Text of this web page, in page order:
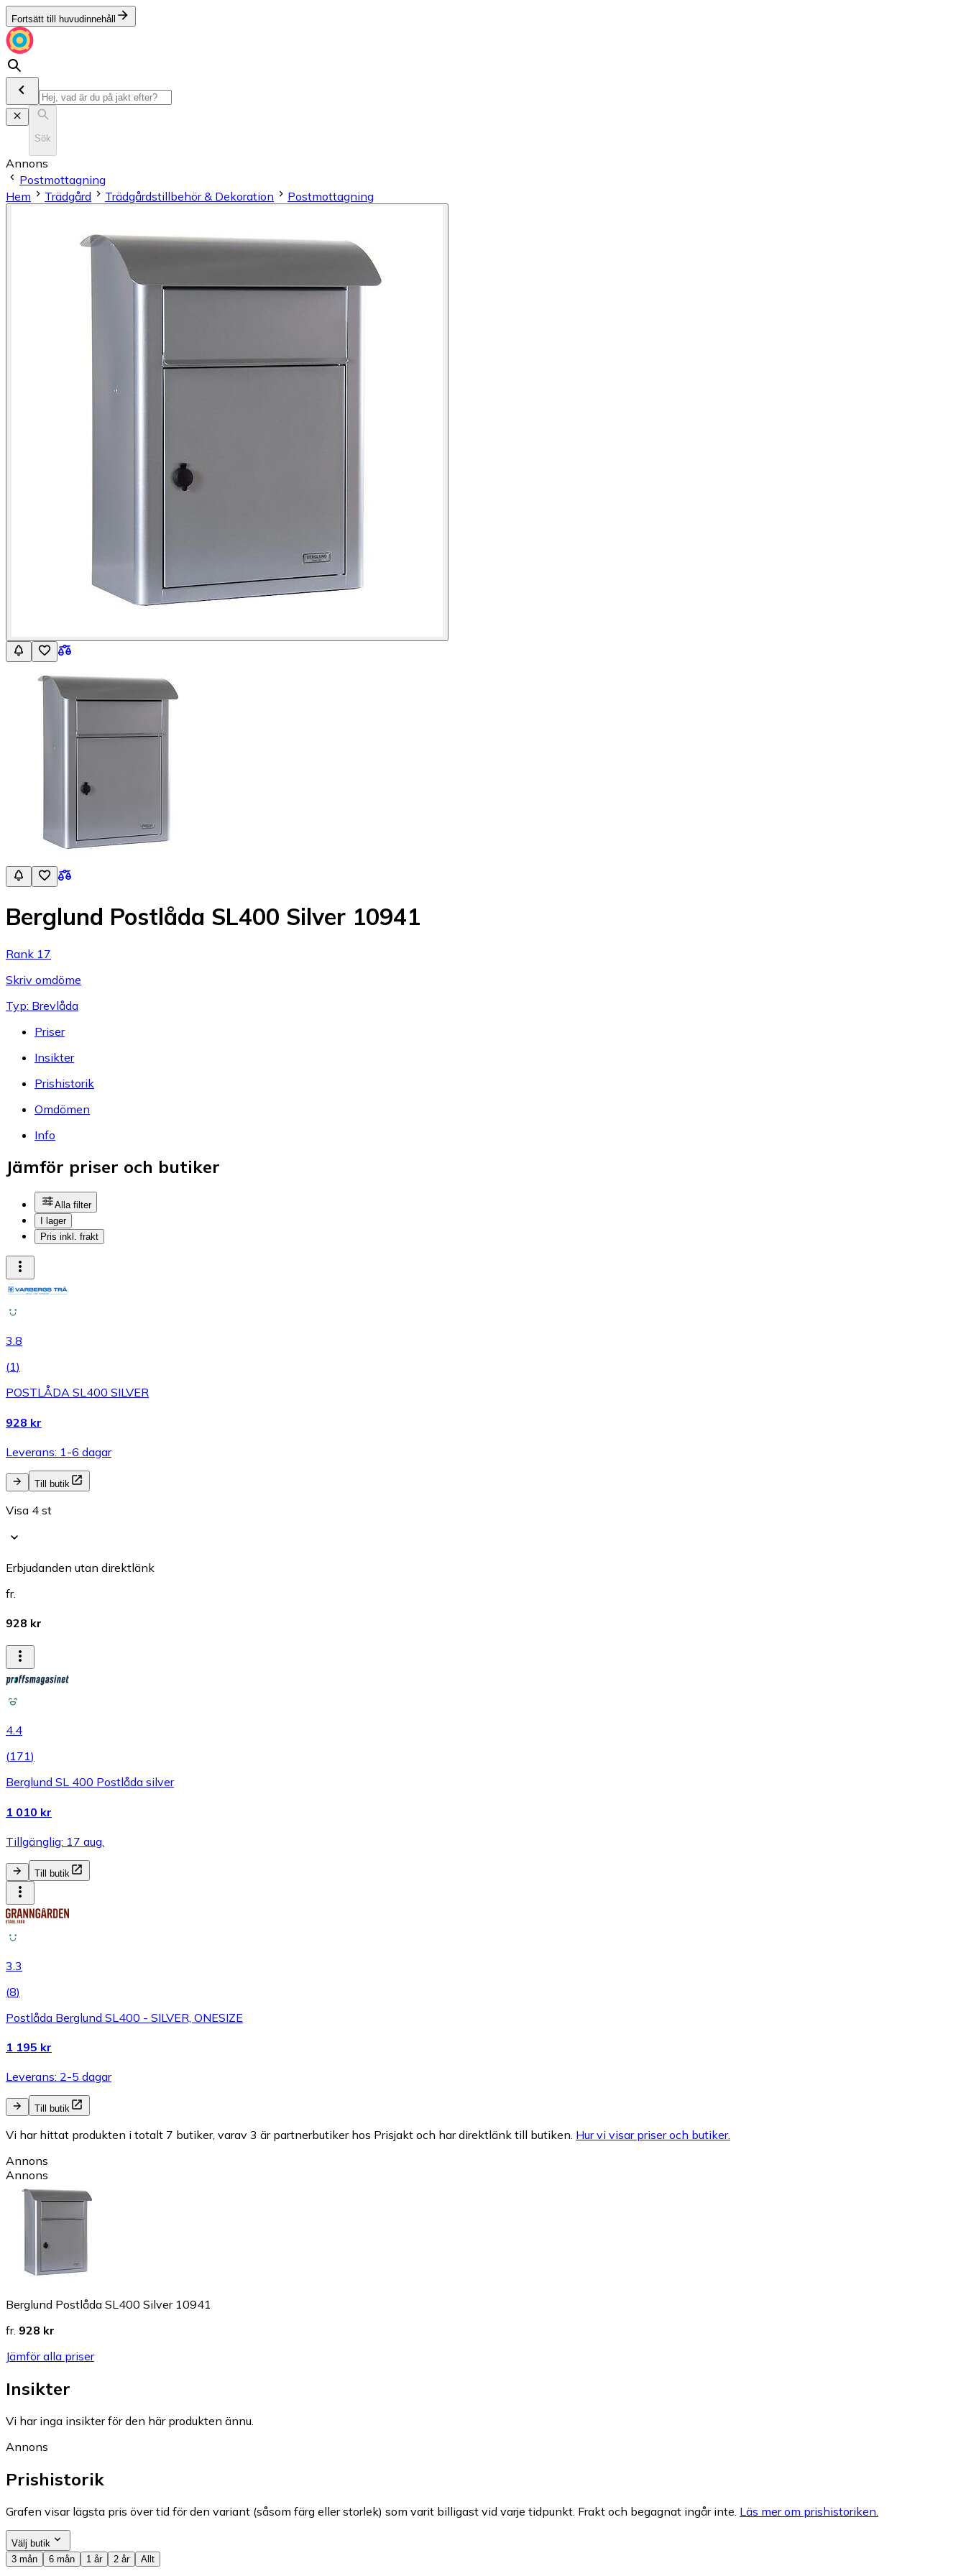
Fortsätt till huvudinnehåll
Sök
Annons
Postmottagning
Hem
Trädgård Trädgårdstillbehör & Dekoration Postmottagning
Berglund Postlåda SL400 Silver 10941
Rank 17
Skriv omdöme
Typ: Brevlåda
Priser
Insikter
Prishistorik
Omdömen
Info
Jämför priser och butiker
Alla filter
I lager
Pris inkl. frakt
3.8
(1)
POSTLÅDA SL400 SILVER
928 kr
Leverans: 1-6 dagar
Till butik
Visa 4 st
Erbjudanden utan direktlänk
fr.
928 kr
4.4
(171)
Berglund SL 400 Postlåda silver
1 010 kr
Tillgänglig: 17 aug.
Till butik
3.3
(8)
Postlåda Berglund SL400 - SILVER, ONESIZE
1 195 kr
Leverans: 2-5 dagar
Till butik
Vi har hittat produkten i totalt 7 butiker, varav 3 är partnerbutiker hos Prisjakt och har direktlänk till butiken. Hur vi visar priser och butiker.
Annons
Annons
Berglund Postlåda SL400 Silver 10941
fr. 928 kr
Jämför alla priser
Insikter
Vi har inga insikter för den här produkten ännu.
Annons
Prishistorik
Grafen visar lägsta pris över tid för den variant (såsom färg eller storlek) som varit billigast vid varje tidpunkt. Frakt och begagnat ingår inte. Läs mer om prishistoriken.
Välj butik
3 mån
6 mån 1 år 2 år Allt